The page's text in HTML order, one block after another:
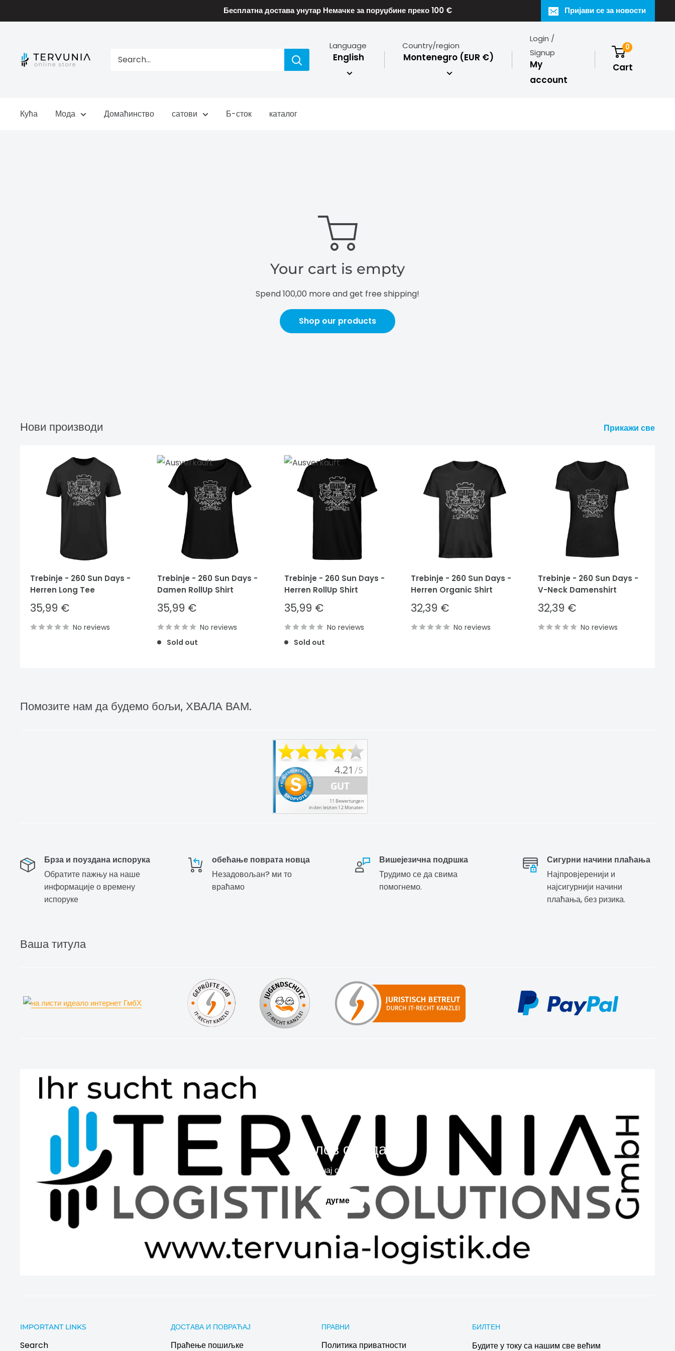
to
Бесплатна достава унутар Немачке за поруџбине преко 100 € Пријави се за новости
TERVUNIA
Language
English
Country/region
Montenegro (EUR €)
Login /
Signup
My
account
0
Cart
Кућа Мода Домаћинство сатови Б-сток каталог
Your cart is empty
Spend100,00 more and get free shipping!
Shop our products
Нови производи Прикажи све
Trebinje - 260 Sun Days -
Herren Long Tee
Sale
price
35,99 €
No reviews
Trebinje - 260 Sun Days -
Damen RollUp Shirt
Sale
price
35,99 €
No reviews
Sold out
Trebinje - 260 Sun Days -
Herren RollUp Shirt
Sale
price
35,99 €
No reviews
Sold out
Trebinje - 260 Sun Days -
Herren Organic Shirt
Sale
price
32,39 €
No reviews
Trebinje - 260 Sun Days -
V-Neck Damenshirt
Sale
price
32,39 €
No reviews
Помозите нам да будемо бољи, ХВАЛА ВАМ.
Брза и поуздана испорука
Обратите пажњу на наше
информације о времену
испоруке
обећање поврата новца
Незадовољан? ми то
враћамо
Вишејезична подршка
Трудимо се да свима
помогнемо.
Сигурни начини плаћања
Најпровјеренији и
најсигурнији начини
плаћања, без ризика.
Ваша титула
Наслов слајда
Испричај своју причу
дугме
IMPORTANT LINKS
Search
ДОСТАВА И ПОВРАЋАЈ
Праћење пошиљке
ПРАВНИ
Политика приватности
БИЛТЕН
Будите у току са нашим све већим